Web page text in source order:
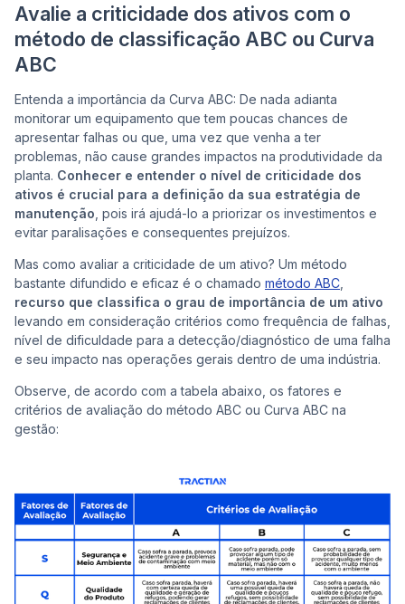
Avalie a criticidade dos ativos com o
método de classificação ABC ou Curva
ABC
Entenda a importância da Curva ABC: De nada adianta
monitorar um equipamento que tem poucas chances de
apresentar falhas ou que, uma vez que venha a ter
problemas, não cause grandes impactos na produtividade da
planta. Conhecer e entender o nível de criticidade dos
ativos é crucial para a definição da sua estratégia de
manutenção , pois irá ajudá-lo a priorizar os investimentos e
evitar paralisações e consequentes prejuízos.
Mas como avaliar a criticidade de um ativo? Um método
bastante difundido e eficaz é o chamado método ABC
recurso que classifica o grau de importância de um ativo
levando em consideração critérios como frequência de falhas,
nível de dificuldade para a detecção/diagnóstico de uma falha
e seu impacto nas operações gerais dentro de uma indústria.
Observe, de acordo com a tabela abaixo, os fatores e
critérios de avaliação do método ABC ou Curva ABC na
gestão: